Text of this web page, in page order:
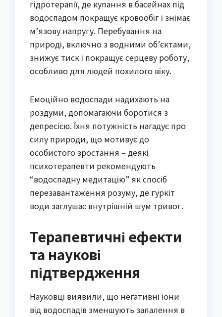
гідротерапії, де купання в басейнах під
водоспадом покращує кровообіг і знімає
м’язову напругу. Перебування на
природі, включно з водними об’єктами,
знижує тиск і покращує серцеву роботу,
особливо для людей похилого віку.
Емоційно водоспади надихають на
роздуми, допомагаючи боротися з
депресією. Їхня потужність нагадує про
силу природи, що мотивує до
особистого зростання – деякі
психотерапевти рекомендують
“водоспадну медитацію” як спосіб
перезавантаження розуму, де гуркіт
води заглушає внутрішній шум тривог.
Терапевтичні ефекти
та наукові
підтвердження
Науковці виявили, що негативні іони
від водоспадів зменшують запалення в